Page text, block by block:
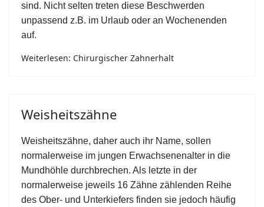
sind. Nicht selten treten diese Beschwerden
unpassend z.B. im Urlaub oder an Wochenenden
auf.
Weiterlesen: Chirurgischer Zahnerhalt
Weisheitszähne
Weisheitszähne, daher auch ihr Name, sollen
normalerweise im jungen Erwachsenenalter in die
Mundhöhle durchbrechen. Als letzte in der
normalerweise jeweils 16 Zähne zählenden Reihe
des Ober- und Unterkiefers finden sie jedoch häufig